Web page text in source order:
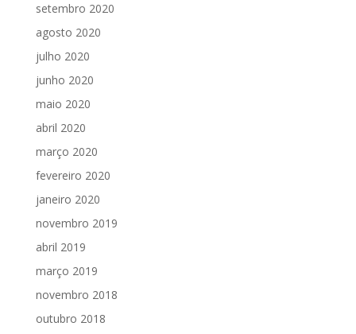
setembro 2020
agosto 2020
julho 2020
junho 2020
maio 2020
abril 2020
março 2020
fevereiro 2020
janeiro 2020
novembro 2019
abril 2019
março 2019
novembro 2018
outubro 2018